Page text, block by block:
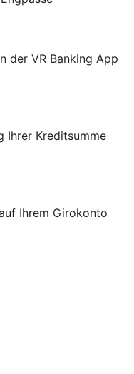
der VR Banking App
Ihrer Kreditsumme
Ihrem Girokonto